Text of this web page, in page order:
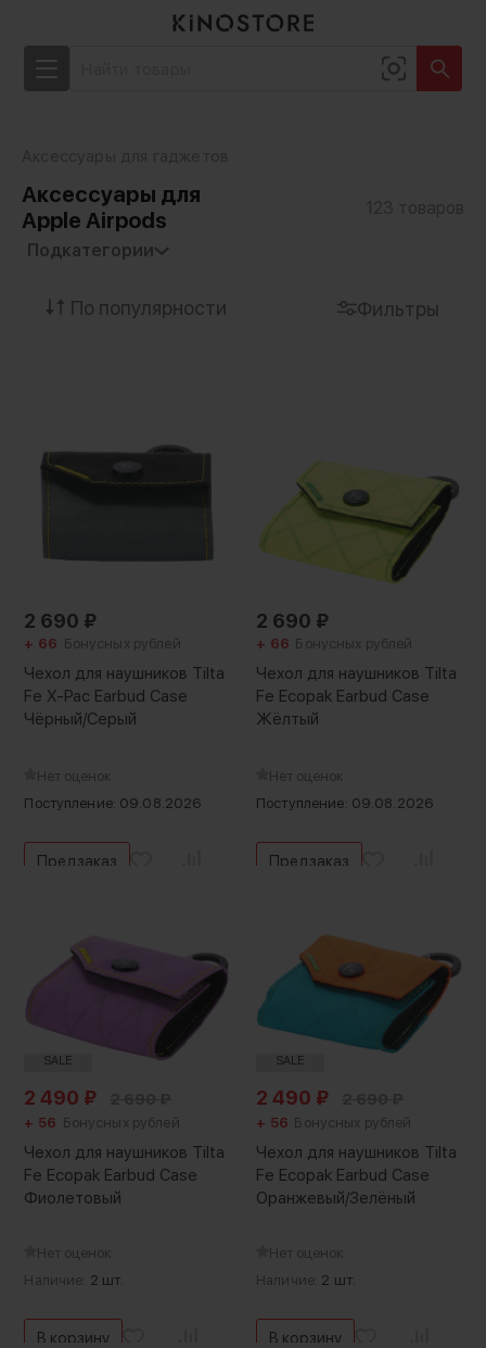
Аксессуары для
Apple Airpods
Фильтры
2 690 ₽
+ 66 Бонусных рублей
Чехол для наушников Tilta
Fe X-Pac Earbud Case
Чёрный/Серый
Нет оценок
Поступление: 09.08.2026
Предзаказ
2 690 ₽
+ 66 Бонусных рублей
Чехол для наушников Tilta
Fe Ecopak Earbud Case
Жёлтый
Нет оценок
Поступление: 09.08.2026
Предзаказ
SALE
2 490 ₽
+ 56 Бонусных рублей
Чехол для наушников Tilta
Fe Ecopak Earbud Case
Фиолетовый
Нет оценок
Наличие: 2 шт.
В корзину
SALE
2 490 ₽
+ 56 Бонусных рублей
Чехол для наушников Tilta
Fe Ecopak Earbud Case
Оранжевый/Зелёный
Нет оценок
Наличие: 2 шт.
В корзину